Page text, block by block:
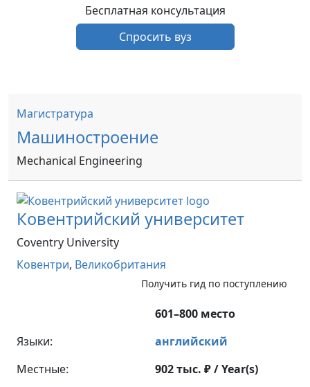
Бесплатная консультация
Спросить вуз
Магистратура
Машиностроение
Mechanical Engineering
Ковентрийский университет
Coventry University
Ковентри, Великобритания
Получить гид по поступлению
601–800 место
Языки:
английский
Местные:
902 тыс. ₽ / Year(s)